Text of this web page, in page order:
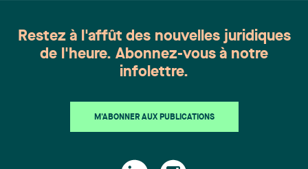
Restez à l'affût des nouvelles juridiques
de l'heure. Abonnez-vous à notre
infolettre.
M'ABONNER AUX PUBLICATIONS